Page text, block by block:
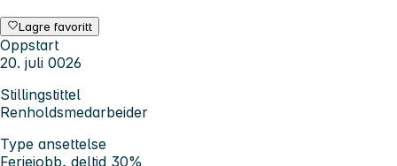
Lagre favoritt
Oppstart
20. juli 0026
Stillingstittel
Renholdsmedarbeider
Type ansettelse
Feriejobb, deltid 30%